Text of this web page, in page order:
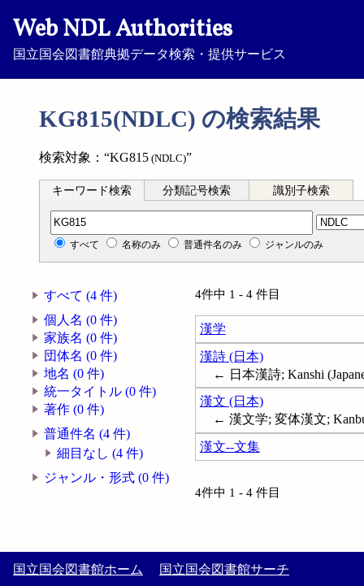
Web NDL Authorities
国立国会図書館典拠データ検索・提供サービス
KG815(NDLC) の検索結果
検索対象：“KG815 (NDLC)”
キーワード検索 分類記号検索 識別子検索
分類記号検索
すべて 名称のみ 普通件名のみ ジャンルのみ
すべて (4 件)
個人名 (0 件)
家族名 (0 件)
団体名 (0 件)
地名 (0 件)
統一タイトル (0 件)
著作 (0 件)
普通件名 (4 件)
細目なし (4 件)
ジャンル・形式 (0 件)
4件中 1 - 4 件目
漢学
漢詩 (日本)
← 日本漢詩; Kanshi
漢文 (日本)
← 漢文学; 変体漢文;
漢文--文集
4件中 1 - 4 件目
国立国会図書館ホーム 国立国会図書館サーチ